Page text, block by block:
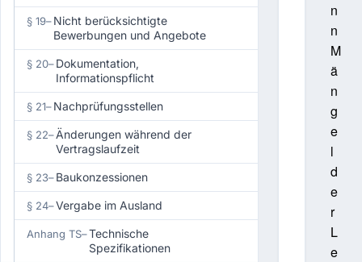
§ 19–Nicht berücksichtigte
Bewerbungen und Angebote
§ 20–Dokumentation,
Informationspflicht
§ 21–Nachprüfungsstellen
§ 22–Änderungen während der
Vertragslaufzeit
§ 23–Baukonzessionen
§ 24–Vergabe im Ausland
Anhang TS–Technische
Spezifikationen
n
n
M
ä
n
g
e
l
d
e
r
L
e